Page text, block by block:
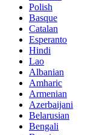
Polish
Basque
Catalan
Esperanto
Hindi
Lao
Albanian
Amharic
Armenian
Azerbaijani
Belarusian
Bengali